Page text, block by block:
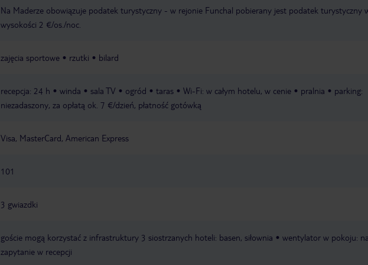
Na Maderze obowiązuje podatek turystyczny - w rejonie Funchal pobierany jest podatek turystyczny
wysokości 2 €/os./noc.
zajęcia sportowe rzutki bilard
recepcja: 24 h winda sala TV ogród taras Wi-Fi: w całym hotelu, w cenie pralnia
parking:
niezadaszony, za opłatą ok. 7 €/dzień, płatność gotówką
Visa, MasterCard, American Express
101
3 gwiazdki
goście mogą korzystać z infrastruktury 3 siostrzanych hoteli: basen, siłownia
wentylator w pokoju:
zapytanie w recepcji